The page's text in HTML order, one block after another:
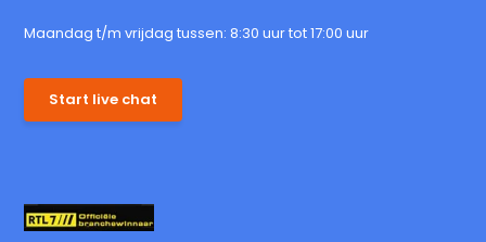
Maandag t/m vrijdag tussen: 8:30 uur tot 17:00 uur
Start live chat